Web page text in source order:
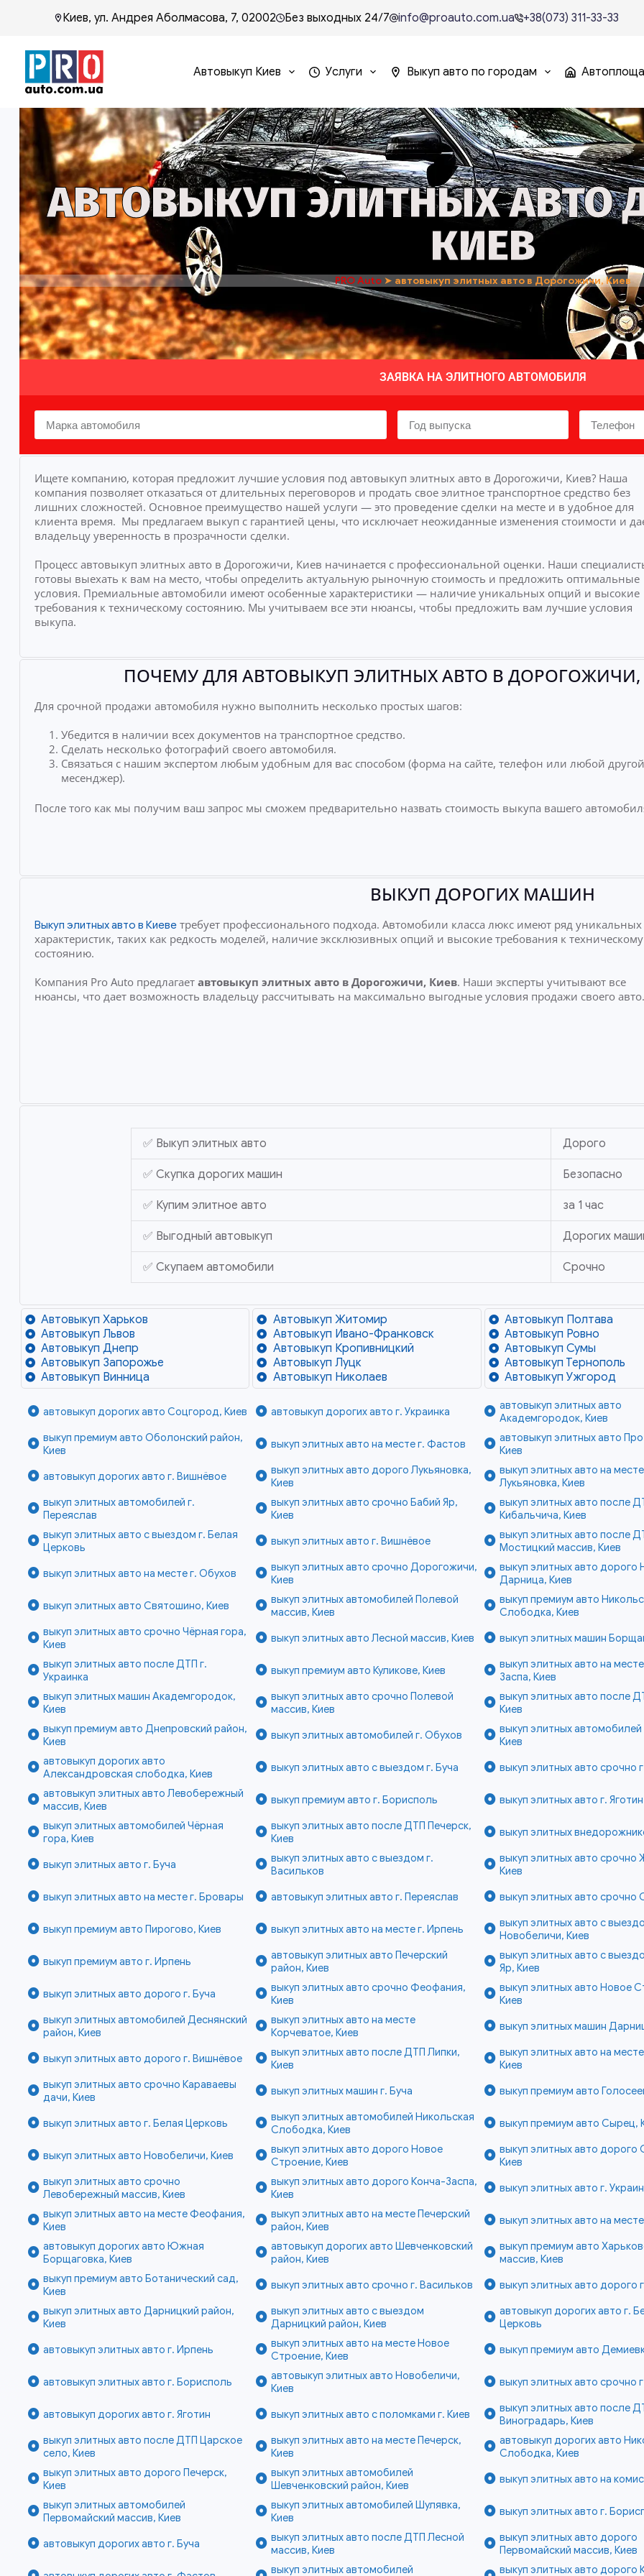
Киев, ул. Андрея Аболмасова, 7, 02002 Без выходных 24/7 info@proauto.com.ua +38(073) 311-33-33
Автовыкуп Киев Услуги Выкуп авто по городам
АВТОВЫКУП ЭЛИТНЫХ АВТО
КИЕВ
PRO Auto➤ автовыкуп элитных авто в Дорогожичи, Киев
ЗАЯВКА НА ЭЛИТНОГО АВТОМОБИЛЯ
Ищете компанию, которая предложит лучшие условия под автовыкуп элитных авто в Дорогожичи, Киев? Наша
компания позволяет отказаться от длительных переговоров и продать свое элитное транспортное средство без
лишних сложностей. Основное преимущество нашей услуги — это проведение сделки на месте и в удобное для
клиента время. Мы предлагаем выкуп с гарантией цены, что исключает неожиданные изменения стоимости и
владельцу уверенность в прозрачности сделки.
Процесс автовыкуп элитных авто в Дорогожичи, Киев начинается с профессиональной оценки. Наши
готовы выехать к вам на место, чтобы определить актуальную рыночную стоимость и предложить оптимальные
условия. Премиальные автомобили имеют особенные характеристики — наличие уникальных опций и высокие
требования к техническому состоянию. Мы учитываем все эти нюансы, чтобы предложить вам лучшие условия
выкупа.
ПОЧЕМУ ДЛЯ АВТОВЫКУП ЭЛИТНЫХ АВТО В
Для срочной продажи автомобиля нужно выполнить несколько простых шагов:
Убедится в наличии всех документов на транспортное средство.
Сделать несколько фотографий своего автомобиля.
Связаться с нашим экспертом любым удобным для вас способом (форма на сайте, телефон или любой
месенджер).
После того как мы получим ваш запрос мы сможем предварительно назвать стоимость выкупа вашего
ВЫКУП ДОРОГИХ МАШИН
Выкуп элитных авто в Киеветребует профессионального подхода. Автомобили класса люкс имеют ряд уникальных
характеристик, таких как редкость моделей, наличие эксклюзивных опций и высокие требования к техническому
состоянию.
Компания Pro Auto предлагает автовыкуп элитных автов Дорогожичи, Киев. Наши эксперты учитывают все
нюансы, что дает возможность владельцу рассчитывать на максимально выгодные условия продажи своего авто.
✅ Выкуп элитных авто Дорого
✅ Скупка дорогих машин Безопасно
✅ Купим элитное авто за 1 час
✅ Выгодный автовыкуп Дорогих
✅ Скупаем автомобили Срочно
Автовыкуп Харьков
Автовыкуп Львов
Автовыкуп Днепр
Автовыкуп Запорожье
Автовыкуп Винница
Автовыкуп Житомир
Автовыкуп Ивано-Франковск
Автовыкуп Кропивницкий
Автовыкуп Луцк
Автовыкуп Николаев
Автовыкуп Полтава
Автовыкуп Ровно
Автовыкуп Сумы
Автовыкуп Тернополь
Автовыкуп Ужгород
автовыкуп дорогих авто Соцгород, Киев автовыкуп дорогих авто г. Украинка
автовыкуп элитных авто
Академгородок, Киев
выкуп премиум авто Оболонский район,
Киев
выкуп элитных авто на месте г. Фастов
автовыкуп элитных авто
Киев
автовыкуп дорогих авто г. Вишнёвое
выкуп элитных авто дорого Лукьяновка,
Киев
выкуп элитных авто на месте
Лукьяновка, Киев
выкуп элитных автомобилей г.
Переяслав
выкуп элитных авто срочно Бабий Яр,
Киев
выкуп элитных авто после
Кибальчича, Киев
выкуп элитных авто с выездом г. Белая
Церковь
выкуп элитных авто г. Вишнёвое
выкуп элитных авто после
Мостицкий массив, Киев
выкуп элитных авто на месте г. Обухов
выкуп элитных авто срочно Дорогожичи,
Киев
выкуп элитных авто дорого
Дарница, Киев
выкуп элитных авто Святошино, Киев
выкуп элитных автомобилей Полевой
массив, Киев
выкуп премиум авто
Слободка, Киев
выкуп элитных авто срочно Чёрная гора,
Киев
выкуп элитных авто Лесной массив, Киев
выкуп элитных машин
выкуп элитных авто после ДТП г.
Украинка
выкуп премиум авто Куликове, Киев
выкуп элитных авто на
Заспа, Киев
выкуп элитных машин Академгородок,
Киев
выкуп элитных авто срочно Полевой
массив, Киев
выкуп элитных авто после
Киев
выкуп премиум авто Днепровский район,
Киев
выкуп элитных автомобилей г. Обухов
выкуп элитных
Киев
автовыкуп дорогих авто
Александровская слободка, Киев
выкуп элитных авто с выездом г. Буча
выкуп элитных авто срочно
автовыкуп элитных авто Левобережный
массив, Киев
выкуп премиум авто г. Борисполь
выкуп элитных авто г. Яготин
выкуп элитных автомобилей Чёрная
гора, Киев
выкуп элитных авто после ДТП Печерск,
Киев
выкуп элитных
выкуп элитных авто г. Буча
выкуп элитных авто с выездом г.
Васильков
выкуп элитных авто срочно
Киев
выкуп элитных авто на месте г. Бровары
автовыкуп элитных авто г. Переяслав выкуп элитных авто срочно
выкуп премиум авто Пирогово, Киев выкуп элитных авто на месте г. Ирпень
выкуп элитных авто с
Новобеличи, Киев
выкуп премиум авто г. Ирпень
автовыкуп элитных авто Печерский
район, Киев
выкуп элитных авто с
Яр, Киев
выкуп элитных авто дорого г. Буча
выкуп элитных авто срочно Феофания,
Киев
выкуп элитных авто Новое
Киев
выкуп элитных автомобилей Деснянский
район, Киев
выкуп элитных авто на месте
Корчеватое, Киев
выкуп элитных машин
выкуп элитных авто дорого г. Вишнёвое
выкуп элитных авто после ДТП Липки,
Киев
выкуп элитных авто на
Киев
выкуп элитных авто срочно Караваевы
дачи, Киев
выкуп элитных машин г. Буча выкуп премиум авто
выкуп элитных авто г. Белая Церковь
выкуп элитных автомобилей Никольская
Слободка, Киев
выкуп премиум авто Сырец,
выкуп элитных авто Новобеличи, Киев
выкуп элитных авто дорого Новое
Строение, Киев
выкуп элитных авто дорого
Киев
выкуп элитных авто срочно
Левобережный массив, Киев
выкуп элитных авто дорого Конча-Заспа,
Киев
выкуп элитных авто г.
выкуп элитных авто на месте Феофания,
Киев
выкуп элитных авто на месте Печерский
район, Киев
выкуп элитных авто на
автовыкуп дорогих авто Южная
Борщаговка, Киев
автовыкуп дорогих авто Шевченковский
район, Киев
выкуп премиум авто
массив, Киев
выкуп премиум авто Ботанический сад,
Киев
выкуп элитных авто срочно г. Васильков
выкуп элитных авто дорого
выкуп элитных авто Дарницкий район,
Киев
выкуп элитных авто с выездом
Дарницкий район, Киев
автовыкуп дорогих авто г.
Церковь
автовыкуп элитных авто г. Ирпень
выкуп элитных авто на месте Новое
Строение, Киев
выкуп премиум авто
автовыкуп элитных авто г. Борисполь
автовыкуп элитных авто Новобеличи,
Киев
выкуп элитных авто срочно
автовыкуп дорогих авто г. Яготин выкуп элитных авто с поломками г. Киев
выкуп элитных авто после
Виноградарь, Киев
выкуп элитных авто после ДТП Царское
село, Киев
выкуп элитных авто на месте Печерск,
Киев
автовыкуп дорогих авто
Слободка, Киев
выкуп элитных авто дорого Печерск,
Киев
выкуп элитных автомобилей
Шевченковский район, Киев
выкуп элитных авто на
выкуп элитных автомобилей
Первомайский массив, Киев
выкуп элитных автомобилей Шулявка,
Киев
выкуп элитных авто г.
автовыкуп дорогих авто г. Буча
выкуп элитных авто после ДТП Лесной
массив, Киев
выкуп элитных авто дорого
Первомайский массив, Киев
выкуп элитных автомобилей выкуп элитных авто дорого